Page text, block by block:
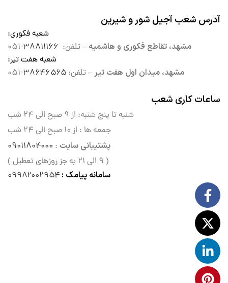
آدرس شعب آجیل شور و شیرین
شعبه فکوری:
مشهد، تقاطع فکوری و هاشمیه –تلفن: ۳۸۸۱۱۱۶۶-۰۵۱
شعبه هفت تیر:
مشهد، میدان اول هفت تیر –تلفن: ۳۸۶۴۶۵۶۵-۰۵۱
ساعات کاری شعب
شنبه تا پنج شنبه: از ۹ صبح الی
۲۴ شب
جمعه ها : از ۱۰ صبح الی ۲۴ شب
پشتیبانی سایت : ۰۹۰۱۱۸۰۴۰۰۰
( ۹ الی ۲۱ به جز روزهای تعطیل )
سامانه پیامک : ۰۹۹۸۲۰۰۲۹۵۴